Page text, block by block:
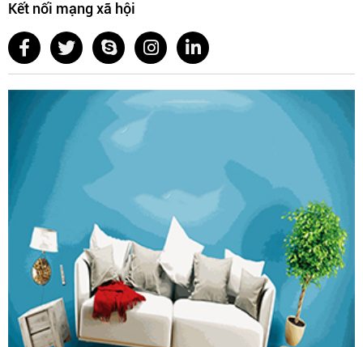
Kết nối mạng xã hội